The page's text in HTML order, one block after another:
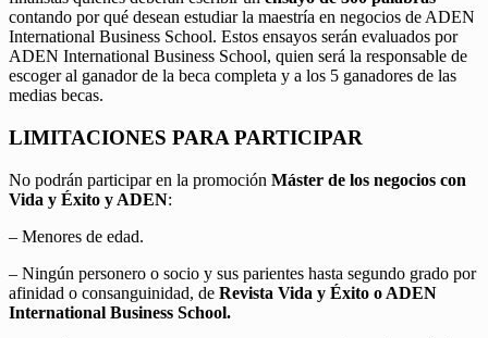
contando por qué desean estudiar la maestría en negocios de ADEN
International Business School. Estos ensayos serán evaluados por
ADEN International Business School, quien será la responsable de
escoger al ganador de la beca completa y a los 5 ganadores de las
medias becas.
LIMITACIONES PARA PARTICIPAR
No podrán participar en la promoción Máster de los negocios con
Vida y Éxito y ADEN:
– Menores de edad.
– Ningún personero o socio y sus parientes hasta segundo grado por
afinidad o consanguinidad, de Revista Vida y Éxito o ADEN
International Business School.